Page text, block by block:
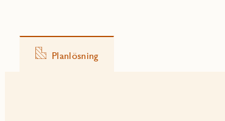
Planlösning